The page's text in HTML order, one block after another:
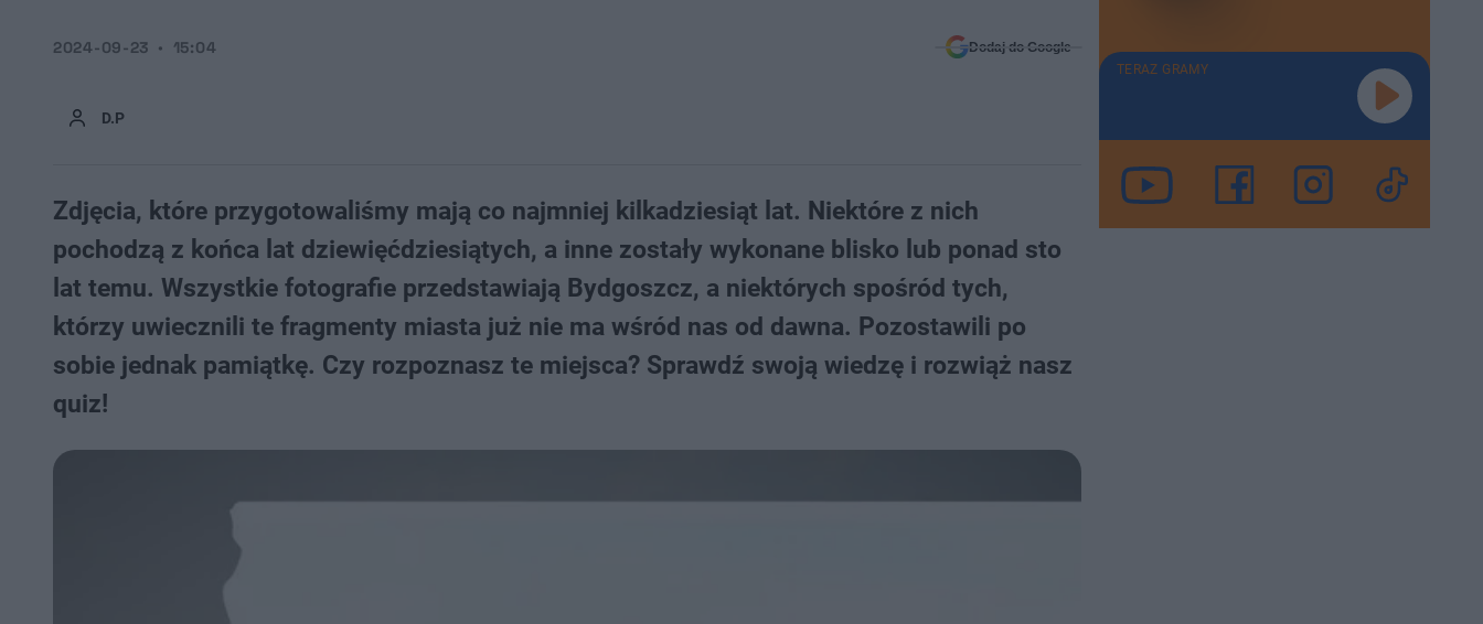
D.P
2024-09-23 15:04 Dodaj do Google
Zdjęcia, które przygotowaliśmy mają co najmniej kilkadziesiąt lat. Niektóre z nich
pochodzą z końca lat dziewięćdziesiątych, a inne zostały wykonane blisko lub ponad sto
lat temu. Wszystkie fotografie przedstawiają Bydgoszcz, a niektórych spośród tych,
którzy uwiecznili te fragmenty miasta już nie ma wśród nas od dawna. Pozostawili po
sobie jednak pamiątkę. Czy rozpoznasz te miejsca? Sprawdź swoją wiedzę i rozwiąż nasz
quiz!
TERAZ GRAMY